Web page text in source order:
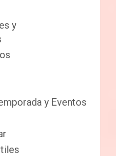
y
y Eventos